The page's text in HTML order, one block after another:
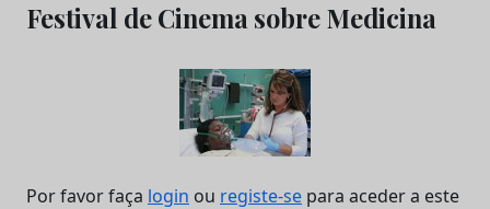
Festival de Cinema sobre Medicina
Por favor faça login ou registe-se para aceder a este